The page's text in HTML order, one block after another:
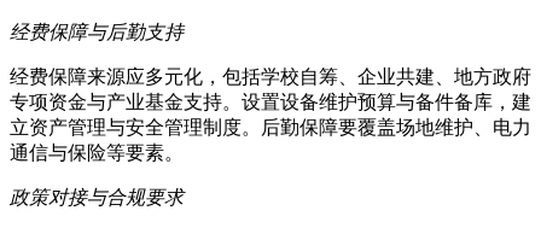
经费保障与后勤支持
经费保障来源应多元化，包括学校自筹、企业共建、地方政府
专项资金与产业基金支持。设置设备维护预算与备件备库，建
立资产管理与安全管理制度。后勤保障要覆盖场地维护、电力
通信与保险等要素。
政策对接与合规要求